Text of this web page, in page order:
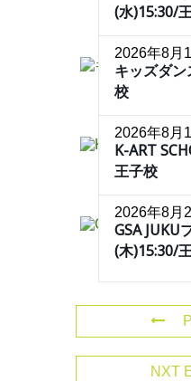
(水)15:30/
2026年8月
キッズダ
校
2026年8月
K-ART
王子校
2026年8月
GSA JUKU
(木)15:30/
NXT